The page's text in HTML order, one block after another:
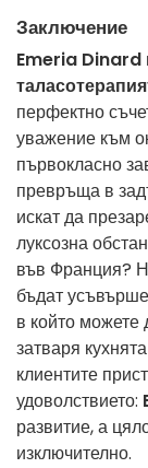
Заключение
Emeria Dinard
перфектно
уважение към
първокласно
превръща в
искат да
луксозна
във Франция?
бъдат
в който можете
затваря
клиентите
удоволствието:
развитие, а
изключително.